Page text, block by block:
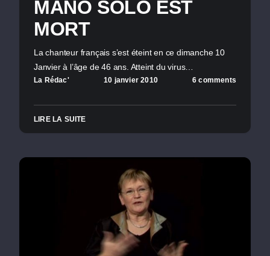
MANO SOLO EST
MORT
La chanteur français s’est éteint en ce dimanche 10
Janvier à l’âge de 46 ans. Atteint du virus…
La Rédac' 10 janvier 2010 6 comments
LIRE LA SUITE